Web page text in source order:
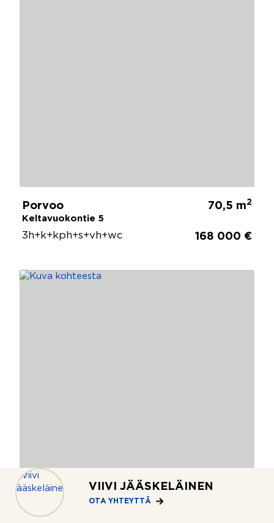
VIIVI JÄÄSKELÄINEN
OTA YHTEYTTÄ
Porvoo
Keltavuokontie 5
70,5 m2
3h+k+kph+s+vh+wc 168 000 €